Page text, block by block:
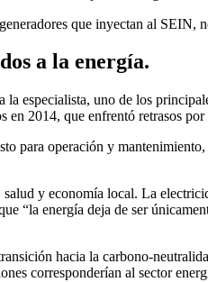
que inyectan al SEIN,
a la energía.
especialista, uno de los
2014, que enfrentó retrasos por
para operación y
y economía local. La
“la energía deja de ser
hacia la carbono-
corresponderían al sector